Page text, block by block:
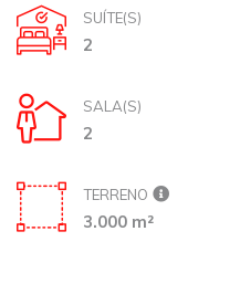
SUÍTE(S)
2
SALA(S)
2
TERRENO
3.000 m²